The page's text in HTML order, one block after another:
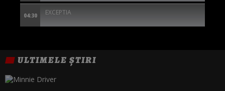
04:30 EXCEPTIA
ULTIMELE ȘTIRI